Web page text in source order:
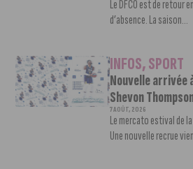
Le DFCO est de retour
d’absence. La saison...
INFOS,SPORT
Nouvelle arrivée
Shevon
7 AOÛT, 2026
Le mercato estival de
Une nouvelle recrue